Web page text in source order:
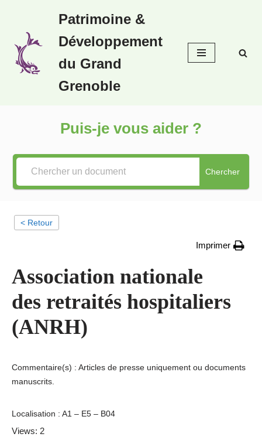
au
contenu
Patrimoine &
Développement
du Grand
Grenoble
Puis-je vous aider ?
Chercher
< Retour
Imprimer
Association nationale
des retraités hospitaliers
(ANRH)
Commentaire(s) : Articles de presse uniquement ou documents
manuscrits.
Localisation : A1 – E5 – B04
Views: 2